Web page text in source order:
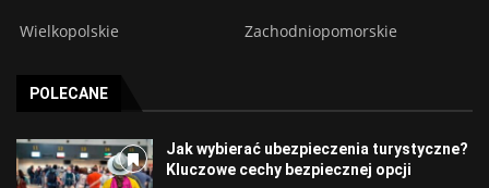
Wielkopolskie Zachodniopomorskie
POLECANE
Jak wybierać ubezpieczenia turystyczne?
Kluczowe cechy bezpiecznej opcji